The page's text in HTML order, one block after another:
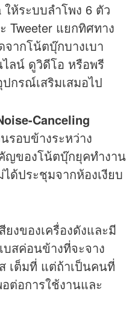
ให้ระบบลำโพง 6 ตัว
Tweeter แยกทิศทาง
จากโน้ตบุ๊กบางเบา
ลน์ ดูวิดีโอ หรือพรี
กรณ์เสริมเสมอไป
Canceling
รอบข้างระหว่าง
ญของโน้ตบุ๊กยุคทำงาน
ด้ประชุมจากห้องเงียบ
งของเครื่องดังและมี
สค่อนข้างที่จะจาง
เต็มที่ แต่ถ้าเป็นคนที่
ต่อการใช้งานและ